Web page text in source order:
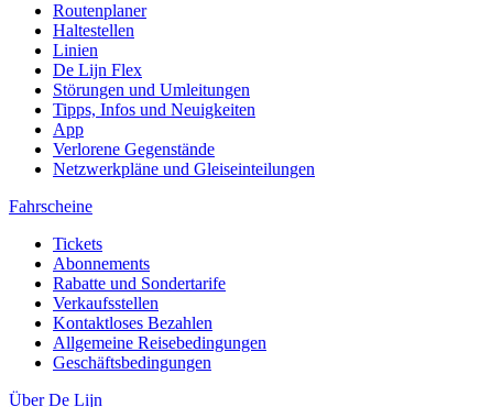
Routenplaner
Haltestellen
Linien
De Lijn Flex
Störungen und Umleitungen
Tipps, Infos und Neuigkeiten
App
Verlorene Gegenstände
Netzwerkpläne und Gleiseinteilungen
Fahrscheine
Tickets
Abonnements
Rabatte und Sondertarife
Verkaufsstellen
Kontaktloses Bezahlen
Allgemeine Reisebedingungen
Geschäftsbedingungen
Über De Lijn